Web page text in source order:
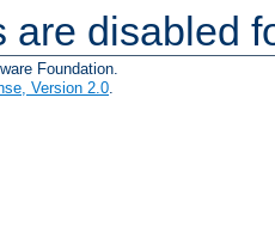
are disabled
Foundation.
Version 2.0